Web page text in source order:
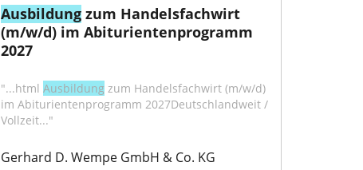
Ausbildung zum Handelsfachwirt
(m/w/d) im Abiturientenprogramm
2027
"...html Ausbildung zum Handelsfachwirt (m/w/d)
im Abiturientenprogramm 2027Deutschlandweit /
Vollzeit..."
Gerhard D. Wempe GmbH & Co. KG